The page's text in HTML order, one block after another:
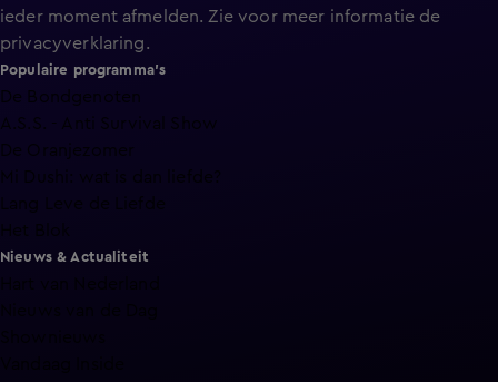
ieder moment afmelden. Zie voor meer informatie de
privacyverklaring.
Populaire programma's
De Bondgenoten
A.S.S. - Anti Survival Show
De Oranjezomer
Mi Dushi: wat is dan liefde?
Nieuws & Actualiteit